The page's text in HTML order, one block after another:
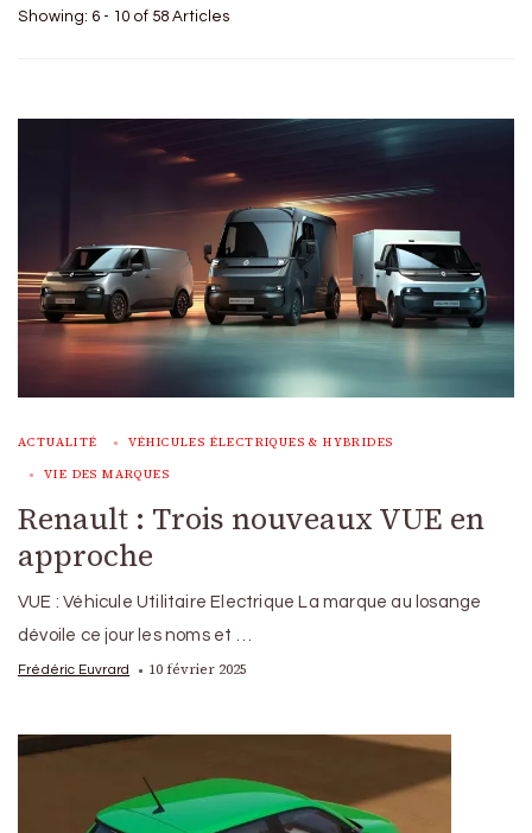
Showing: 6 - 10 of 58 Articles
ACTUALITÉ VÉHICULES ÉLECTRIQUES & HYBRIDES
VIE DES MARQUES
Renault : Trois nouveaux VUE en
approche
VUE : Véhicule Utilitaire Electrique La marque au losange
dévoile ce jour les noms et …
Frédéric Euvrard 10 février 2025